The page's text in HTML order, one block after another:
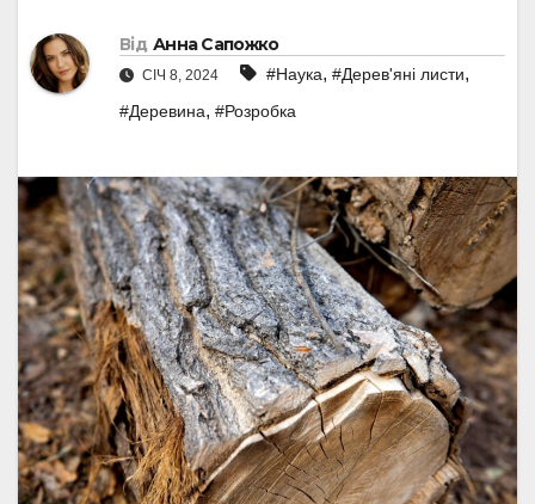
Від Анна Сапожко
СІЧ 8, 2024 #Наука, #Дерев'яні листи,
#Деревина, #Розробка